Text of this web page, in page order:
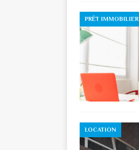
PRÊT IMMOBILIER
LOCATION